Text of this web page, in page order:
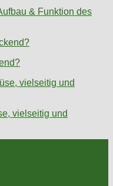
& Funktion des
vielseitig und